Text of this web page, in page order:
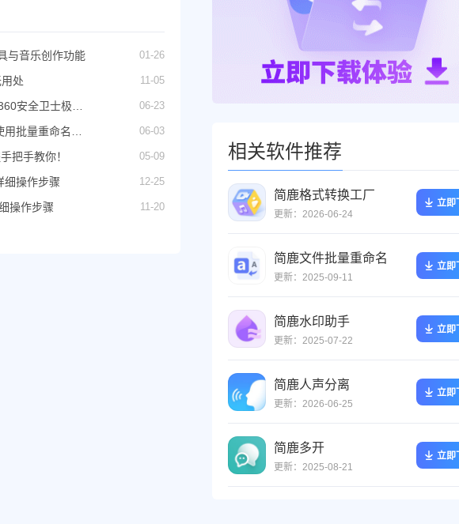
与音乐创作功能 01-26
处 11-05
安全卫士极速
06-23
用批量重命名工
06-03
把手教你！ 05-09
细操作步骤 12-25
操作步骤 11-20
相关软件推荐
简鹿格式转换工厂
更新：2026-06-24
立即
简鹿文件批量重命名
更新：2025-09-11
立即
简鹿水印助手
更新：2025-07-22
立即
简鹿人声分离
更新：2026-06-25
立即
简鹿多开
更新：2025-08-21
立即